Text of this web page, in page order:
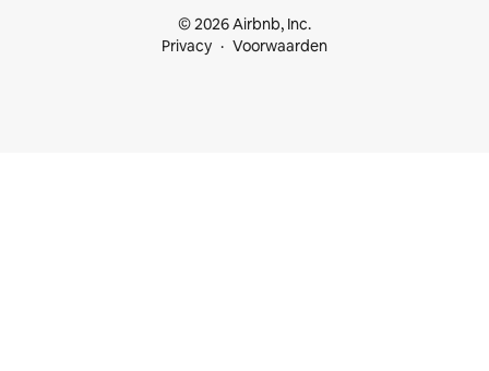
© 2026 Airbnb, Inc.
Privacy
Voorwaarden